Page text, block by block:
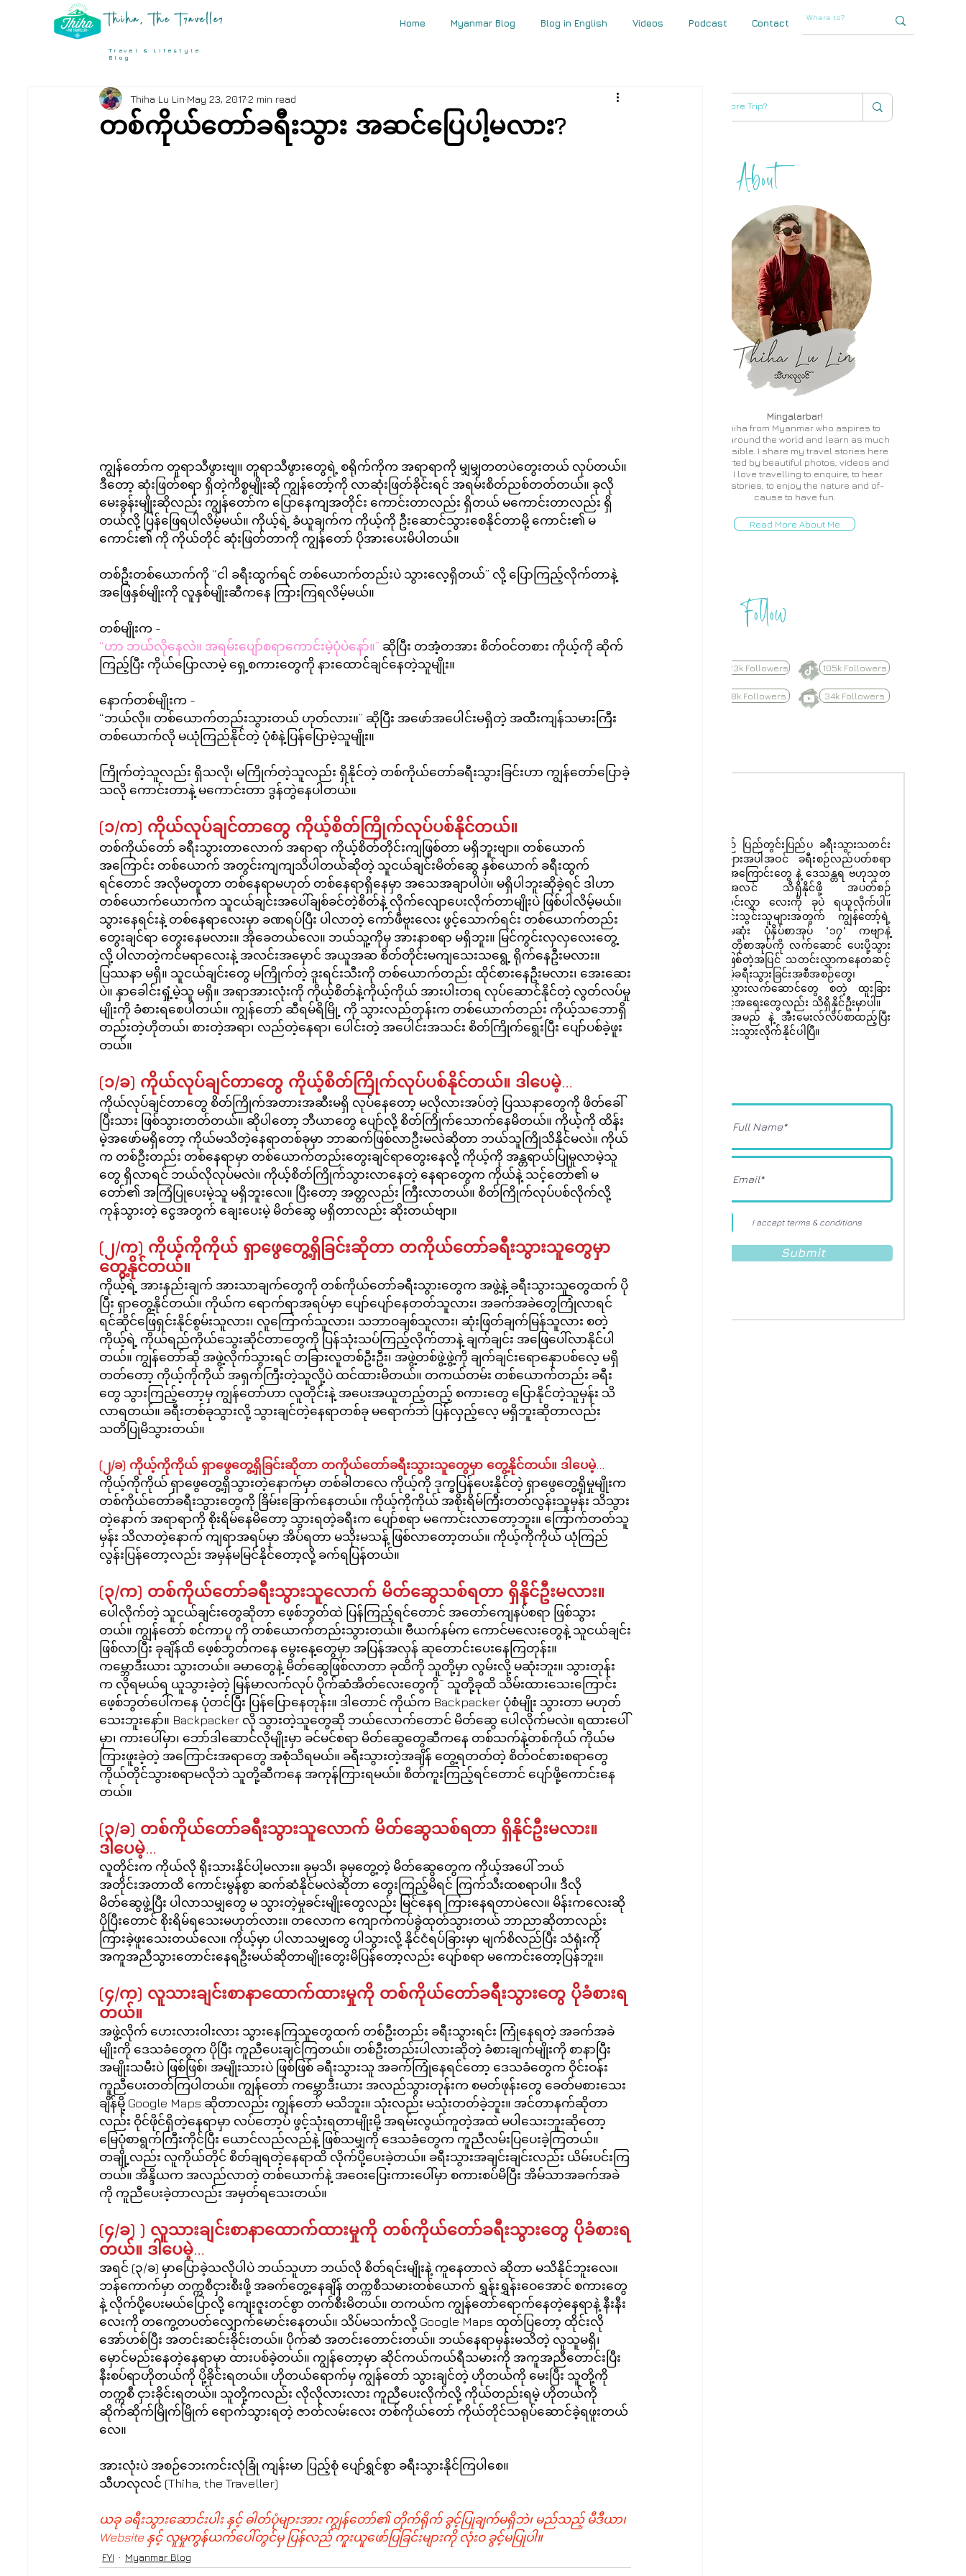
Thiha, The Traveller
Travel & Lifestyle
Blog
Home Myanmar Blog Blog in English Videos Podcast Contact
About
Mingalarbar!
I'm Thiha from Myanmar who aspires to
travel around the world and learn as much
as possible. I share my travel stories here
supported by beautiful photos, videos and
more. I love travelling to enquire, to hear
local stories, to enjoy the nature and of-
cause to have fun.
Read More About Me
Follow
623k Followers 105k Followers
8.8k Followers 34k Followers
နေ့စဉ် ပြည်တွင်းပြည်ပ ခရီးသွားသတင်း
ထူးများအပါအဝင် ခရီးစဉ်လည်ပတ်စရာ
များအကြောင်းတွေ နဲ့ ဒေသန္တရ ဗဟုသုတ
အစုံအလင် သိရှိနိုင်ဖို့ အပတ်စဉ်
သတင်းလွှာ လေးကို ခုပဲ ရယူလိုက်ပါ။
စာရင်းသွင်းသူများအတွက် ကျွန်တော့်ရဲ့
ပထမဆုံး ပုံနှိပ်စာအုပ် "၁၇" ကဗျာနဲ့
ဝတ္ထုတိုစာအုပ်ကို လက်ဆောင် ပေးပို့သွား
မှာ ဖြစ်တဲ့အပြင် သတင်းလွှာကနေတဆင့်
အခမဲ့ခရီးသွားခြင်းအစီအစဉ်တွေ၊
ခရီးသွားလက်ဆောင်တွေ စတဲ့ ထူးခြား
အခွင့်အရေးတွေလည်း သိရှိနိုင်ဦးမှာပါ။
ခုပဲ အမည် နဲ့ အီးမေးလ်လိပ်စာထည့်ပြီး
စာရင်းသွားလိုက်နိုင်ပါပြီ။
I accept terms & conditions
Submit
တစ်ကိုယ်တော်ခရီးသွား အဆင်ပြေပါ့မလား?
Thiha Lu Lin May 23, 20172 min read
ကျွန်တော်က တူရာသီဖွားဗျ။ တူရာသီဖွားတွေရဲ့ စရိုက်ကိုက အရာရာကို မျှမျှတတပဲတွေးတယ် လုပ်တယ်။
ဒီတော့ ဆုံးဖြတ်စရာ ရှိတဲ့ကိစ္စမျိုးဆို ကျွန်တော့်ကို လာဆုံးဖြတ်ခိုင်းရင် အရမ်းစိတ်ညစ်တတ်တယ်။ ခုလို
မေးခွန်းမျိုးဆိုလည်း ကျွန်တော်က ပြောနေကျအတိုင်း ကောင်းတာလည်း ရှိတယ် မကောင်းတာလည်း ရှိ
တယ်လို့ ပြန်ဖြေရပါလိမ့်မယ်။ ကိုယ့်ရဲ့ ခံယူချက်က ကိုယ့်ကို ဦးဆောင်သွားစေနိုင်တာမို့ ကောင်း၏ မ
ကောင်း၏ ကို ကိုယ်တိုင် ဆုံးဖြတ်တာကို ကျွန်တော် ပိုအားပေးမိပါတယ်။
တစ်ဦးတစ်ယောက်ကို “ငါ ခရီးထွက်ရင် တစ်ယောက်တည်းပဲ သွားလေ့ရှိတယ်” လို့ ပြောကြည့်လိုက်တာနဲ့
အဖြေနှစ်မျိုးကို လူနှစ်မျိုးဆီကနေ ကြားကြရလိမ့်မယ်။
တစ်မျိုးက -
“ဟာ ဘယ်လိုနေလဲ။ အရမ်းပျော်စရာကောင်းမဲ့ပုံပဲနော်။” ဆိုပြီး တအံ့တအား စိတ်ဝင်တစား ကိုယ့်ကို ဆိုက်
ကြည့်ပြီး ကိုယ်ပြောလာမဲ့ ရှေ့စကားတွေကို နားထောင်ချင်နေတဲ့သူမျိုး။
နောက်တစ်မျိုးက -
“ဘယ်လို။ တစ်ယောက်တည်းသွားတယ် ဟုတ်လား။” ဆိုပြီး အဖော်အပေါင်းမရှိတဲ့ အထီးကျန်သမားကြီး
တစ်ယောက်လို မယုံကြည်နိုင်တဲ့ ပုံစံနဲ့ပြန်ပြောမဲ့သူမျိုး။
ကြိုက်တဲ့သူလည်း ရှိသလို၊ မကြိုက်တဲ့သူလည်း ရှိနိုင်တဲ့ တစ်ကိုယ်တော်ခရီးသွားခြင်းဟာ ကျွန်တော်ပြောခဲ့
သလို ကောင်းတာနဲ့ မကောင်းတာ ဒွန်တွဲနေပါတယ်။
(၁/က) ကိုယ်လုပ်ချင်တာတွေ ကိုယ့်စိတ်ကြိုက်လုပ်ပစ်နိုင်တယ်။
တစ်ကိုယ်တော် ခရီးသွားတာလောက် အရာရာ ကိုယ့်စိတ်တိုင်းကျဖြစ်တာ မရှိဘူးဗျာ။ တစ်ယောက်
အကြောင်း တစ်ယောက် အတွင်းကျကျသိပါတယ်ဆိုတဲ့ သူငယ်ချင်းမိတ်ဆွေ နှစ်ယောက် ခရီးထွက်
ရင်တောင် အလိုမတူတာ တစ်နေရာမဟုတ် တစ်နေရာရှိနေမှာ အသေအချာပါပဲ။ မရှိပါဘူးဆိုခဲ့ရင် ဒါဟာ
တစ်ယောက်ယောက်က သူငယ်ချင်းအပေါ်ချစ်ခင်တဲ့စိတ်နဲ့ လိုက်လျောပေးလိုက်တာမျိုးပဲ ဖြစ်ပါလိမ့်မယ်။
သွားနေရင်းနဲ့ တစ်နေရာလေးမှာ ခဏရပ်ပြီး ပါလာတဲ့ ကော်ဖီဗူးလေး ဖွင့်သောက်ရင်း တစ်ယောက်တည်း
တွေးချင်ရာ တွေးနေမလား။ အိုခေတယ်လေ။ ဘယ်သူ့ကိုမှ အားနာစရာ မရှိဘူး။ မြင်ကွင်းလှလှလေးတွေ့
လို့ ပါလာတဲ့ကင်မရာလေးနဲ့ အလင်းအမှောင် အယူအဆ စိတ်တိုင်းမကျသေးသရွေ့ ရိုက်နေဦးမလား။
ပြဿနာ မရှိ။ သူငယ်ချင်းတွေ မကြိုက်တဲ့ ဒူးရင်းသီးကို တစ်ယောက်တည်း ထိုင်စားနေဦးမလား၊ အေးဆေး
ပဲ။ နှာခေါင်းရှုံ့မဲ့သူ မရှိ။ အရာအားလုံးကို ကိုယ့်စိတ်နဲ့ကိုယ့်ကိုယ် အားပါးတရ လုပ်ဆောင်နိုင်တဲ့ လွတ်လပ်မှု
မျိုးကို ခံစားရစေပါတယ်။ ကျွန်တော် ဆီရမ်ရိမြို့ ကို သွားလည်တုန်းက တစ်ယောက်တည်း ကိုယ့်သဘောရှိ
တည်းတဲ့ဟိုတယ်၊ စားတဲ့အရာ၊ လည်တဲ့နေရာ၊ ပေါင်းတဲ့ အပေါင်းအသင်း စိတ်ကြိုက်ရွေးပြီး ပျော်ပစ်ခဲ့ဖူး
တယ်။
(၁/ခ) ကိုယ်လုပ်ချင်တာတွေ ကိုယ့်စိတ်ကြိုက်လုပ်ပစ်နိုင်တယ်။ ဒါပေမဲ့…
ကိုယ်လုပ်ချင်တာတွေ စိတ်ကြိုက်အတားအဆီးမရှိ လုပ်နေတော့ မလိုလားအပ်တဲ့ ပြဿနာတွေကို ဖိတ်ခေါ်
ပြီးသား ဖြစ်သွားတတ်တယ်။ ဆိုပါတော့ ဘီယာတွေ ပျော်လို့ စိတ်ကြိုက်သောက်နေမိတယ်။ ကိုယ့်ကို ထိန်း
မဲ့အဖော်မရှိတော့ ကိုယ်မသိတဲ့နေရာတစ်ခုမှာ ဘာဆက်ဖြစ်လာဦးမလဲဆိုတာ ဘယ်သူကြိုသိနိုင်မလဲ။ ကိုယ်
က တစ်ဦးတည်း တစ်နေရာမှာ တစ်ယောက်တည်းတွေးချင်ရာတွေးနေလို့ ကိုယ့်ကို အန္တရာယ်ပြုမူလာမဲ့သူ
တွေ ရှိလာရင် ဘယ်လိုလုပ်မလဲ။ ကိုယ့်စိတ်ကြိုက်သွားလာနေတဲ့ နေရာတွေက ကိုယ်နဲ့ သင့်တော်၏ မ
တော်၏ အကြံပြုပေးမဲ့သူ မရှိဘူးလေ။ ပြီးတော့ အတ္တလည်း ကြီးလာတယ်။ စိတ်ကြိုက်လုပ်ပစ်လိုက်လို့
ကုန်သွားတဲ့ ငွေအတွက် ချေးပေးမဲ့ မိတ်ဆွေ မရှိတာလည်း ဆိုးတယ်ဗျာ။
(၂/က) ကိုယ့်ကိုကိုယ် ရှာဖွေတွေ့ရှိခြင်းဆိုတာ တကိုယ်တော်ခရီးသွားသူတွေမှာ
တွေ့နိုင်တယ်။
ကိုယ့်ရဲ့ အားနည်းချက် အားသာချက်တွေကို တစ်ကိုယ်တော်ခရီးသွားတွေက အဖွဲ့နဲ့ ခရီးသွားသူတွေထက် ပို
ပြီး ရှာတွေ့နိုင်တယ်။ ကိုယ်က ရောက်ရာအရပ်မှာ ပျော်ပျော်နေတတ်သူလား၊ အခက်အခဲတွေကြုံလာရင်
ရင်ဆိုင်ဖြေရှင်းနိုင်စွမ်းသူလား၊ လူကြောက်သူလား၊ သဘာဝချစ်သူလား၊ ဆုံးဖြတ်ချက်မြန်သူလား စတဲ့
ကိုယ့်ရဲ့ ကိုယ်ရည်ကိုယ်သွေးဆိုင်တာတွေကို ပြန်သုံးသပ်ကြည့်လိုက်တာနဲ့ ချက်ချင်း အဖြေပေါ်လာနိုင်ပါ
တယ်။ ကျွန်တော်ဆို အဖွဲ့လိုက်သွားရင် တခြားလူတစ်ဦးဦး၊ အဖွဲ့တစ်ဖွဲ့ဖွဲ့ကို ချက်ချင်းရောနှောပစ်လေ့ မရှိ
တတ်တော့ ကိုယ့်ကိုကိုယ် အရှက်ကြီးတဲ့သူလို့ပဲ ထင်ထားမိတယ်။ တကယ်တမ်း တစ်ယောက်တည်း ခရီး
တွေ သွားကြည့်တော့မှ ကျွန်တော်ဟာ လူတိုင်းနဲ့ အပေးအယူတည့်တည့် စကားတွေ ပြောနိုင်တဲ့သူမှန်း သိ
လာရတယ်။ ခရီးတစ်ခုသွားလို့ သွားချင်တဲ့နေရာတစ်ခု မရောက်ဘဲ ပြန်လှည့်လေ့ မရှိဘူးဆိုတာလည်း
သတိပြုမိသွားတယ်။
(၂/ခ) ကိုယ့်ကိုကိုယ် ရှာဖွေတွေ့ရှိခြင်းဆိုတာ တကိုယ်တော်ခရီးသွားသူတွေမှာ တွေ့နိုင်တယ်။ ဒါပေမဲ့…
ကိုယ့်ကိုကိုယ် ရှာဖွေတွေ့ရှိသွားတဲ့နောက်မှာ တစ်ခါတလေ ကိုယ့်ကို ဒုက္ခပြန်ပေးနိုင်တဲ့ ရှာဖွေတွေ့ရှိမှုမျိုးက
တစ်ကိုယ်တော်ခရီးသွားတွေကို ခြိမ်းခြောက်နေတယ်။ ကိုယ့်ကိုကိုယ် အစိုးရိမ်ကြီးတတ်လွန်းသူမှန်း သိသွား
တဲ့နောက် အရာရာကို စိုးရိမ်နေမိတော့ သွားရတဲ့ခရီးက ပျော်စရာ မကောင်းလာတော့ဘူး။ ကြောက်တတ်သူ
မှန်း သိလာတဲ့နောက် ကျရာအရပ်မှာ အိပ်ရတာ မသိုးမသန့် ဖြစ်လာတော့တယ်။ ကိုယ့်ကိုကိုယ် ယုံကြည်
လွန်းပြန်တော့လည်း အမှန်မမြင်နိုင်တော့လို့ ခက်ရပြန်တယ်။
(၃/က) တစ်ကိုယ်တော်ခရီးသွားသူလောက် မိတ်ဆွေသစ်ရတာ ရှိနိုင်ဦးမလား။
ပေါလိုက်တဲ့ သူငယ်ချင်းတွေဆိုတာ ဖေ့စ်ဘွတ်ထဲ ပြန်ကြည့်ရင်တောင် အတော်ကျေနပ်စရာ ဖြစ်သွား
တယ်။ ကျွန်တော် စင်ကာပူ ကို တစ်ယောက်တည်းသွားတယ်။ ဗီယက်နမ်က ကောင်မလေးတွေနဲ့ သူငယ်ချင်း
ဖြစ်လာပြီး ခုချိန်ထိ ဖေ့စ်ဘွတ်ကနေ မွေးနေ့တွေမှာ အပြန်အလှန် ဆုတောင်းပေးနေကြတုန်း။
ကမ္ဘောဒီးယား သွားတယ်။ ခမာတွေနဲ့ မိတ်ဆွေဖြစ်လာတာ ခုထိကို သူတို့မှာ လွမ်းလို့ မဆုံးဘူး။ သွားတုန်း
က လိုရမယ်ရ ယူသွားခဲ့တဲ့ မြန်မာလက်လုပ် ပိုက်ဆံအိတ်လေးတွေကို¯ သူတို့ခုထိ သိမ်းထားသေးကြောင်း
ဖေ့စ်ဘွတ်ပေါ်ကနေ ပုံတင်ပြီး ပြန်ပြောနေတုန်း။ ဒါတောင် ကိုယ်က Backpacker ပုံစံမျိုး သွားတာ မဟုတ်
သေးဘူးနော်။ Backpacker လို သွားတဲ့သူတွေဆို ဘယ်လောက်တောင် မိတ်ဆွေ ပေါလိုက်မလဲ။ ရထားပေါ်
မှာ၊ ကားပေါ်မှာ၊ ဘော်ဒါဆောင်လိုမျိုးမှာ ခင်မင်စရာ မိတ်ဆွေတွေဆီကနေ တစ်သက်နဲ့တစ်ကိုယ် ကိုယ်မ
ကြားဖူးခဲ့တဲ့ အကြောင်းအရာတွေ အစုံသိရမယ်။ ခရီးသွားတဲ့အချိန် တွေ့ရတတ်တဲ့ စိတ်ဝင်စားစရာတွေ
ကိုယ်တိုင်သွားစရာမလိုဘဲ သူတို့ဆီကနေ အကုန်ကြားရမယ်။ စိတ်ကူးကြည့်ရင်တောင် ပျော်ဖို့ကောင်းနေ
တယ်။
(၃/ခ) တစ်ကိုယ်တော်ခရီးသွားသူလောက် မိတ်ဆွေသစ်ရတာ ရှိနိုင်ဦးမလား။
ဒါပေမဲ့…
လူတိုင်းက ကိုယ်လို ရိုးသားနိုင်ပါ့မလား။ ခုမှသိ၊ ခုမှတွေ့တဲ့ မိတ်ဆွေတွေက ကိုယ့်အပေါ် ဘယ်
အတိုင်းအတာထိ ကောင်းမွန်စွာ ဆက်ဆံနိုင်မလဲဆိုတာ တွေးကြည့်မိရင် ကြက်သီးထစရာပါ။ ဒီလို
မိတ်ဆွေဖွဲ့ပြီး ပါလာသမျှတွေ မ သွားတဲ့မှုခင်းမျိုးတွေလည်း မြင်နေရ ကြားနေရတာပဲလေ။ မိန်းကလေးဆို
ပိုပြီးတောင် စိုးရိမ်ရသေးမဟုတ်လား။ တလောက ကျောက်ကပ်ခွဲထုတ်သွားတယ် ဘာညာဆိုတာလည်း
ကြားခဲ့ဖူးသေးတယ်လေ။ ကိုယ့်မှာ ပါလာသမျှတွေ ပါသွားလို့ နိုင်ငံရပ်ခြားမှာ မျက်စိလည်ပြီး သံရုံးကို
အကူအညီသွားတောင်းနေရဦးမယ်ဆိုတာမျိုးတွေးမိပြန်တော့လည်း ပျော်စရာ မကောင်းတော့ပြန်ဘူး။
(၄/က) လူသားချင်းစာနာထောက်ထားမှုကို တစ်ကိုယ်တော်ခရီးသွားတွေ ပိုခံစားရ
တယ်။
အဖွဲ့လိုက် ဟေးလားဝါးလား သွားနေကြသူတွေထက် တစ်ဦးတည်း ခရီးသွားရင်း ကြုံနေရတဲ့ အခက်အခဲ
မျိုးကို ဒေသခံတွေက ပိုပြီး ကူညီပေးချင်ကြတယ်။ တစ်ဦးတည်းပါလားဆိုတဲ့ ခံစားချက်မျိုးကို စာနာပြီး
အမျိုးသမီးပဲ ဖြစ်ဖြစ်၊ အမျိုးသားပဲ ဖြစ်ဖြစ် ခရီးသွားသူ အခက်ကြုံနေရင်တော့ ဒေသခံတွေက ဝိုင်းဝန်း
ကူညီပေးတတ်ကြပါတယ်။ ကျွန်တော် ကမ္ဘောဒီးယား အလည်သွားတုန်းက စမတ်ဖုန်းတွေ ခေတ်မစားသေး
ချိန်မို့ Google Maps ဆိုတာလည်း ကျွန်တော် မသိဘူး။ သုံးလည်း မသုံးတတ်ခဲ့ဘူး။ အင်တာနက်ဆိုတာ
လည်း ဝိုင်ဖိုင်ရှိတဲ့နေရာမှာ လပ်တော့ပ် ဖွင့်သုံးရတာမျိုးမို့ အရမ်းလွယ်ကူတဲ့အထဲ မပါသေးဘူးဆိုတော့
မြေပုံစာရွက်ကြီးကိုင်ပြီး ယောင်လည်လည်နဲ့ ဖြစ်သမျှကို ဒေသခံတွေက ကူညီလမ်းပြပေးခဲ့ကြတယ်။
တချို့လည်း လူကိုယ်တိုင် စိတ်ချရတဲ့နေရာထိ လိုက်ပို့ပေးခဲ့တယ်။ ခရီးသွားအချင်းချင်းလည်း ယိမ်းပင်းကြ
တယ်။ အိန္ဒိယက အလည်လာတဲ့ တစ်ယောက်နဲ့ အဝေးပြေးကားပေါ်မှာ စကားစပ်မိပြီး အိမ်သာအခက်အခဲ
ကို ကူညီပေးခဲ့တာလည်း အမှတ်ရသေးတယ်။
(၄/ခ) ) လူသားချင်းစာနာထောက်ထားမှုကို တစ်ကိုယ်တော်ခရီးသွားတွေ ပိုခံစားရ
တယ်။ ဒါပေမဲ့…
အရင် (၃/ခ) မှာပြောခဲ့သလိုပါပဲ ဘယ်သူဟာ ဘယ်လို စိတ်ရင်းမျိုးနဲ့ ကူနေတာလဲ ဆိုတာ မသိနိုင်ဘူးလေ။
ဘန်ကောက်မှာ တက္ကစီငှားစီးဖို့ အခက်တွေ့နေချိန် တက္ကစီသမားတစ်ယောက် ရွှန်းရွှန်းဝေအောင် စကားတွေ
နဲ့ လိုက်ပို့ပေးမယ်ပြောလို့ ကျေးဇူးတင်စွာ တက်စီးမိတယ်။ တကယ်က ကျွန်တော်ရောက်နေတဲ့နေရာနဲ့ နီးနီး
လေးကို တကွေ့တပတ်လျှောက်မောင်းနေတယ်။ သိပ်မသင်္ကာလို့ Google Maps ထုတ်ပြတော့ ထိုင်းလို
အော်ဟစ်ပြီး အတင်းဆင်းခိုင်းတယ်။ ပိုက်ဆံ အတင်းတောင်းတယ်။ ဘယ်နေရာမှန်းမသိတဲ့ လူသူမရှိ၊
မှောင်မည်းနေတဲ့နေရာမှာ ထားပစ်ခဲ့တယ်။ ကျွန်တော့မှာ ဆိုင်ကယ်ကယ်ရီသမားကို အကူအညီတောင်းပြီး
နီးစပ်ရာဟိုတယ်ကို ပို့ခိုင်းရတယ်။ ဟိုတယ်ရောက်မှ ကျွန်တော် သွားချင်တဲ့ ဟိုတယ်ကို မေးပြီး သူတို့ကို
တက္ကစီ ငှားခိုင်းရတယ်။ သူတို့ကလည်း လိုလိုလားလား ကူညီပေးလိုက်လို့ ကိုယ်တည်းရမဲ့ ဟိုတယ်ကို
ဆိုက်ဆိုက်မြိုက်မြိုက် ရောက်သွားရတဲ့ ဇာတ်လမ်းလေး တစ်ကိုယ်တော် ကိုယ်တိုင်သရုပ်ဆောင်ခဲ့ရဖူးတယ်
လေ။
အားလုံးပဲ အစဉ်ဘေးကင်းလုံခြုံ ကျန်းမာ ပြည့်စုံ ပျော်ရွှင်စွာ ခရီးသွားနိုင်ကြပါစေ။
သီဟလုလင် (Thiha, the Traveller)
ယခု ခရီးသွားဆောင်းပါး နှင့် ဓါတ်ပုံများအား ကျွန်တော်၏ တိုက်ရိုက် ခွင့်ပြုချက်မရှိဘဲ၊ မည်သည့် မီဒီယာ၊
Website နှင့် လူမှုကွန်ယက်ပေါ်တွင်မှ ပြန်လည် ကူးယူဖော်ပြခြင်းများကို လုံးဝ ခွင့်မပြုပါ။
FYI Myanmar Blog